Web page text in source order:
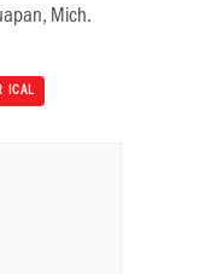
Mich.
ICAL